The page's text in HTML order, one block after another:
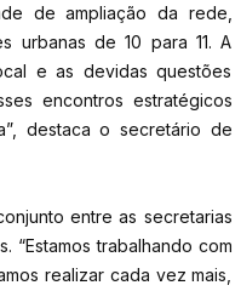
de ampliação da rede,
urbanas de 10 para 11. A
e as devidas questões
encontros estratégicos
destaca o secretário de
entre as secretarias
“Estamos trabalhando com
realizar cada vez mais,